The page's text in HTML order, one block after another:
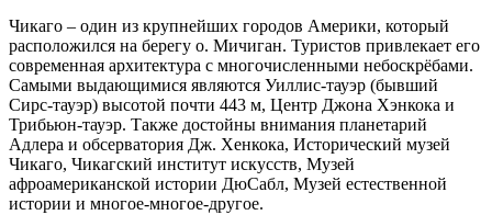
Чикаго – один из крупнейших городов Америки, который
расположился на берегу о. Мичиган. Туристов привлекает его
современная архитектура с многочисленными небоскрёбами.
Самыми выдающимися являются Уиллис-тауэр (бывший
Сирс-тауэр) высотой почти 443 м, Центр Джона Хэнкока и
Трибьюн-тауэр. Также достойны внимания планетарий
Адлера и обсерватория Дж. Хенкока, Исторический музей
Чикаго, Чикагский институт искусств, Музей
афроамериканской истории ДюСабл, Музей естественной
истории и многое-многое-другое.